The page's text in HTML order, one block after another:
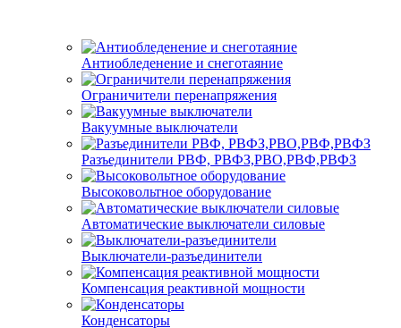
Антиобледенение и снеготаяние
Ограничители перенапряжения
Вакуумные выключатели
Разъединители РВФ, РВФЗ,РВО,РВФ,РВФЗ
Высоковольтное оборудование
Автоматические выключатели cиловые
Выключатели-разъединители
Компенсация реактивной мощности
Конденсаторы